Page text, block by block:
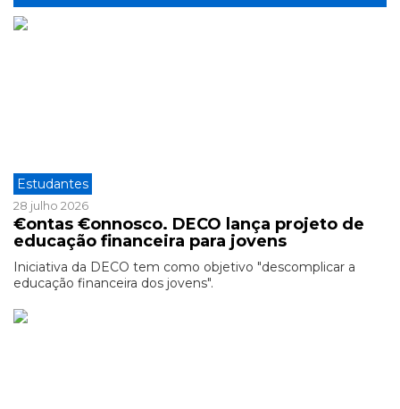
Estudantes
28 julho 2026
€ontas €onnosco. DECO lança projeto de
educação financeira para jovens
Iniciativa da DECO tem como objetivo "descomplicar a
educação financeira dos jovens".